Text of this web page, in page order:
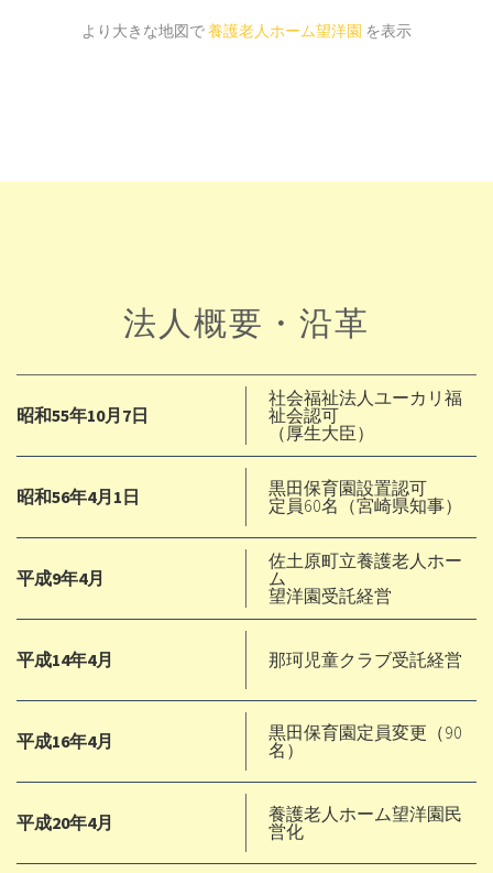
より大きな地図で養護老人ホーム望洋園 を表示
法人概要・沿革
昭和55年10月7日
社会福祉法人ユーカリ福
祉会認可
（厚生大臣）
昭和56年4月1日
黒田保育園設置認可
定員60名（宮崎県知事）
平成9年4月
佐土原町立養護老人ホー
ム
望洋園受託経営
平成14年4月 那珂児童クラブ受託経営
平成16年4月
黒田保育園定員変更（90
名）
平成20年4月
養護老人ホーム望洋園民
営化